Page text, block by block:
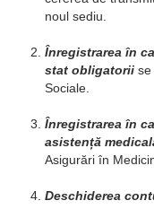
noul sediu.
Înregistrarea în
stat obligatorii se
Sociale.
Înregistrarea în
asistență
Asigurări în
Deschiderea